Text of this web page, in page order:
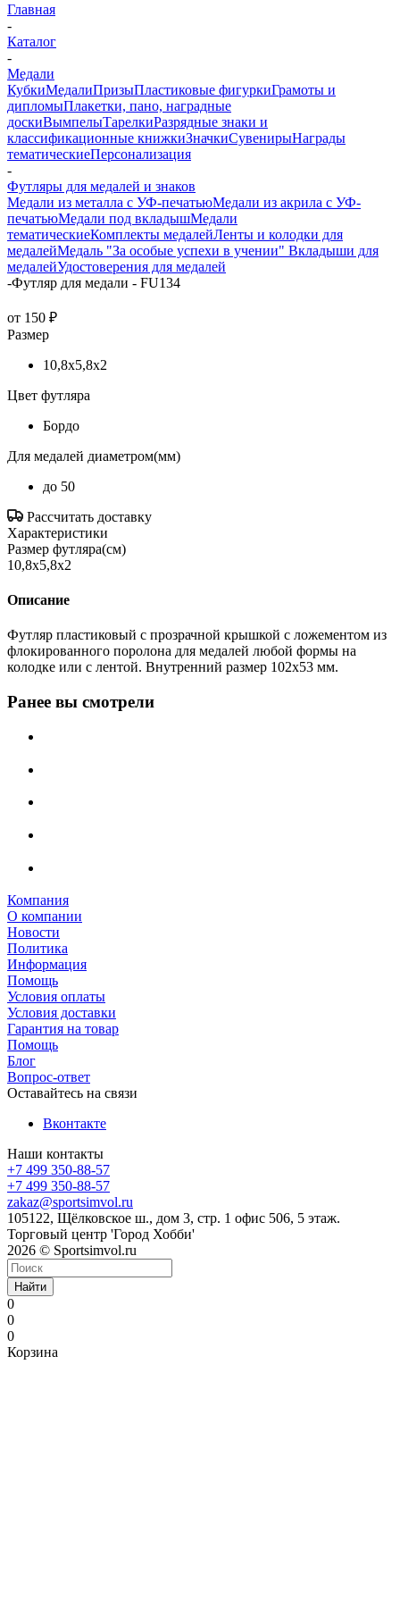
Главная
-
Каталог
-
Медали
КубкиМедалиПризыПластиковые фигуркиГрамоты и
дипломыПлакетки, пано, наградные
доскиВымпелыТарелкиРазрядные знаки и
классификационные книжкиЗначкиСувенирыНаграды
тематическиеПерсонализация
-
Футляры для медалей и знаков
Медали из металла с УФ-печатьюМедали из акрила с УФ-
печатьюМедали под вкладышМедали
тематическиеКомплекты медалейЛенты и колодки для
медалейМедаль "За особые успехи в учении" Вкладыши для
медалейУдостоверения для медалей
-Футляр для медали - FU134
от 150 ₽
Размер
10,8x5,8x2
Цвет футляра
Бордо
Для медалей диаметром(мм)
до 50
Рассчитать доставку
Характеристики
Размер футляра(см)
10,8x5,8x2
Описание
Футляр пластиковый с прозрачной крышкой с ложементом из
флокированного поролона для медалей любой формы на
колодке или с лентой. Внутренний размер 102х53 мм.
Ранее вы смотрели
Компания
О компании
Новости
Политика
Информация
Помощь
Условия оплаты
Условия доставки
Гарантия на товар
Помощь
Блог
Вопрос-ответ
Оставайтесь на связи
Вконтакте
Наши контакты
+7 499 350-88-57
+7 499 350-88-57
zakaz@sportsimvol.ru
105122, Щёлковское ш., дом 3, стр. 1 офис 506, 5 этаж.
Торговый центр 'Город Хобби'
2026 © Sportsimvol.ru
Найти
0
0
0
Корзина